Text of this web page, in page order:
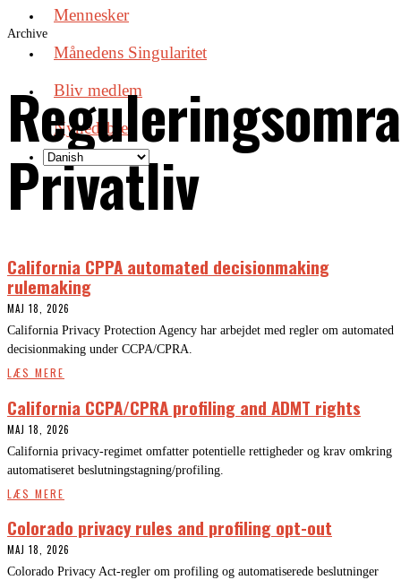
Mennesker
Månedens Singularitet
Bliv medlem
Nyhedsbrev
Archive
Privatliv
California CPPA automated decisionmaking
rulemaking
MAJ 18, 2026
California Privacy Protection Agency har arbejdet med regler om automated
decisionmaking under CCPA/CPRA.
LÆS MERE
California CCPA/CPRA profiling and ADMT rights
MAJ 18, 2026
California privacy-regimet omfatter potentielle rettigheder og krav omkring
automatiseret beslutningstagning/profiling.
LÆS MERE
Colorado privacy rules and profiling opt-out
MAJ 18, 2026
Colorado Privacy Act-regler om profiling og automatiserede beslutninger